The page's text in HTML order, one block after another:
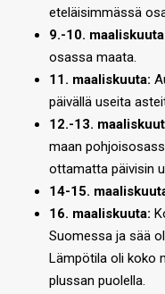
eteläisimmässä
9.-10.
osassa maata.
11. maaliskuuta:
päivällä useita
12.-13.
maan
ottamatta päivisin
14-15.
16. maaliskuuta:
Suomessa ja sää
Lämpötila oli koko
plussan puolella.